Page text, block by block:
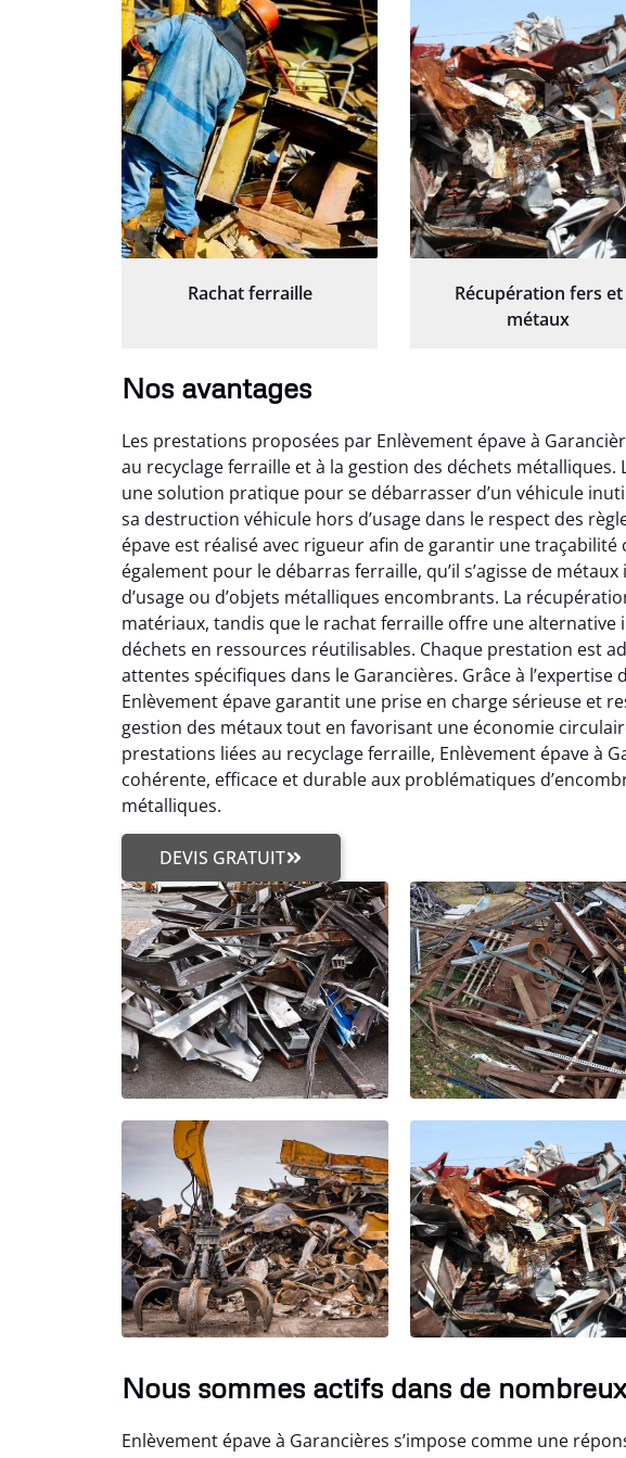
Rachat ferraille
Récupération fers et
métaux
Nos avantages
Les prestations proposées par Enlèvement épave à
au recyclage ferraille et à la gestion des déchets métalliques.
une solution pratique pour se débarrasser d’un véhicule
sa destruction véhicule hors d’usage dans le respect des
épave est réalisé avec rigueur afin de garantir une
également pour le débarras ferraille, qu’il s’agisse de
d’usage ou d’objets métalliques encombrants. La
matériaux, tandis que le rachat ferraille offre une
déchets en ressources réutilisables. Chaque prestation est
attentes spécifiques dans le Garancières. Grâce à l’expertise
Enlèvement épave garantit une prise en charge sérieuse et
gestion des métaux tout en favorisant une économie
prestations liées au recyclage ferraille, Enlèvement épave à
cohérente, efficace et durable aux problématiques
métalliques.
DEVIS GRATUIT
Nous sommes actifs dans de
Enlèvement épave à Garancières s’impose comme une